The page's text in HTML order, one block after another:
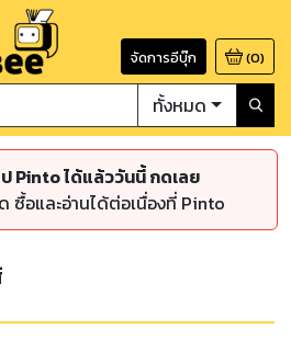
จัดการอีบุ๊ก (0)
ทั้งหมด
Pinto ได้แล้ววันนี้ กดเลย
ซื้อและอ่านได้ต่อเนื่องที่ Pinto